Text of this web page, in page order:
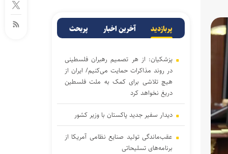
پربازدید آخرین اخبار پربحث
پزشکیان: از هر تصمیم رهبران فلسطینی
در روند مذاکرات حمایت می‌کنیم/ ایران از
هیچ تلاشی برای کمک به ملت فلسطین
دریغ نخواهد کرد
دیدار سفیر جدید پاکستان با وزیر کشور
عقب‌ماندگی تولید صنایع نظامی آمریکا از
برنامه‌های تسلیحاتی